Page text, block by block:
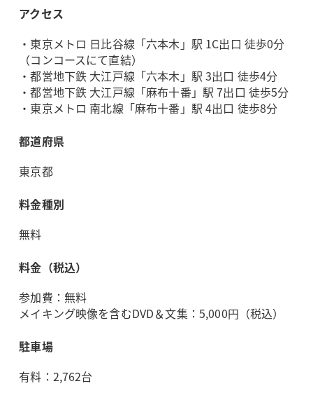
アクセス
・東京メトロ 日比谷線「六本木」駅 1C出口 徒歩0分
（コンコースにて直結）
・都営地下鉄 大江戸線「六本木」駅 3出口 徒歩4分
・都営地下鉄 大江戸線「麻布十番」駅 7出口 徒歩5分
・東京メトロ 南北線「麻布十番」駅 4出口 徒歩8分
都道府県
東京都
料金種別
無料
料金（税込）
参加費：無料
メイキング映像を含むDVD＆文集：5,000円（税込）
駐車場
有料：2,762台